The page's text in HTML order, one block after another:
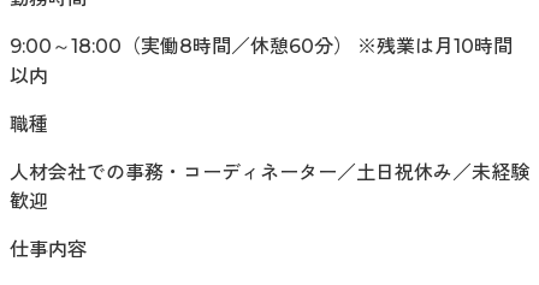
9:00～18:00（実働8時間／休憩60分） ※残業は月10時間
以内
職種
人材会社での事務・コーディネーター／土日祝休み／未経験
歓迎
仕事内容